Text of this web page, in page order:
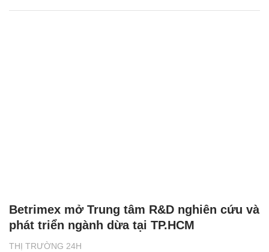
THỊ TRƯỜNG 24H
Betrimex mở Trung tâm R&D nghiên cứu và
phát triển ngành dừa tại TP.HCM